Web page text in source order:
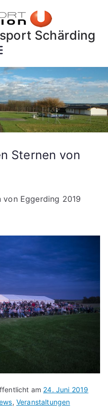
Schärding
Sternen von
von Eggerding 2019
am 24. Juni 2019
, Veranstaltungen